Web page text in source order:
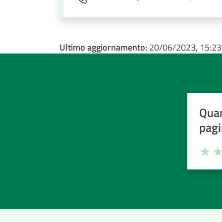
Ultimo aggiornamento:20/06/2023, 15:23
Valuta